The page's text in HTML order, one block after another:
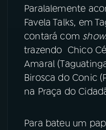
Paralalemente
Favela Talks, em
contará com
trazendo Chico
Amaral
Birosca do Conic
na Praça do
Para bateu um